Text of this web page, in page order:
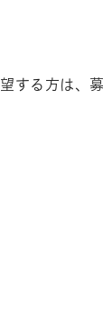
する方は、